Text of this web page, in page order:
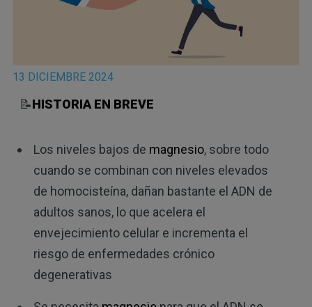
13 DICIEMBRE 2024
📝HISTORIA EN BREVE
Los niveles bajos de magnesio, sobre todo
cuando se combinan con niveles elevados
de homocisteína, dañan bastante el ADN de
adultos sanos, lo que acelera el
envejecimiento celular e incrementa el
riesgo de enfermedades crónico
degenerativas